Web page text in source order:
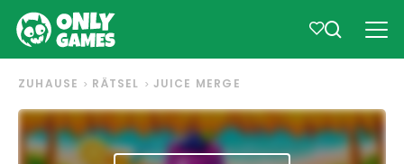
ZUHAUSE RÄTSEL JUICE MERGE